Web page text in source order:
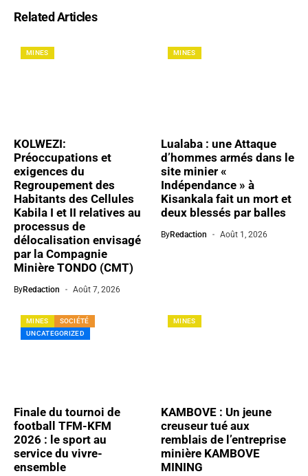
Related Articles
MINES
KOLWEZI:
Préoccupations et
exigences du
Regroupement des
Habitants des Cellules
Kabila I et II relatives au
processus de
délocalisation envisagé
par la Compagnie
Minière TONDO (CMT)
ByRedaction Août 7, 2026
MINES
Lualaba : une Attaque
d’hommes armés dans le
site minier «
Indépendance » à
Kisankala fait un mort et
deux blessés par balles
ByRedaction Août 1, 2026
MINES
SOCIÉTÉ
UNCATEGORIZED
Finale du tournoi de
football TFM-KFM
2026 : le sport au
service du vivre-
ensemble
MINES
KAMBOVE : Un jeune
creuseur tué aux
remblais de l’entreprise
minière KAMBOVE
MINING